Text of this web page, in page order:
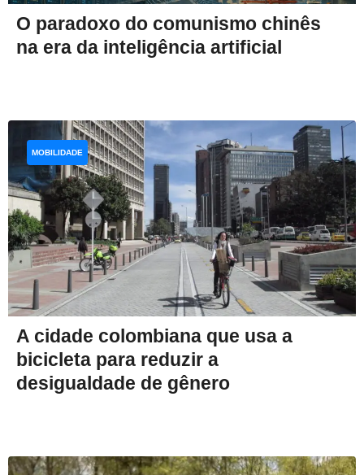
O paradoxo do comunismo chinês
na era da inteligência artificial
A cidade colombiana que usa a
bicicleta para reduzir a
desigualdade de gênero
MOBILIDADE